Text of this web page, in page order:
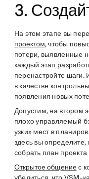
3.
На этом этапе вы
проектом, чтобы
потери, выявленные
каждый этап
перенастройте шаги.
в качестве
появления новых
Допустим, на втором
плохо управляемый
узких мест в
здесь вы определите,
собрать план
Открытое общениес